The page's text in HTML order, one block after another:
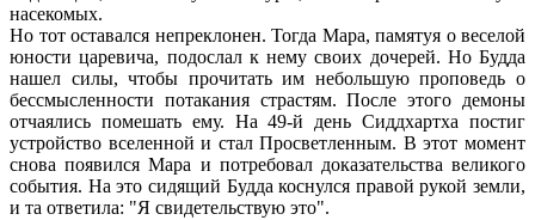
насекомых.
Но тот оставался непреклонен. Тогда Мара, памятуя о веселой
юности царевича, подослал к нему своих дочерей. Но Будда
нашел силы, чтобы прочитать им небольшую проповедь о
бессмысленности потакания страстям. После этого демоны
отчаялись помешать ему. На 49-й день Сиддхартха постиг
устройство вселенной и стал Просветленным. В этот момент
снова появился Мара и потребовал доказательства великого
события. На это сидящий Будда коснулся правой рукой земли,
и та ответила: "Я свидетельствую это".